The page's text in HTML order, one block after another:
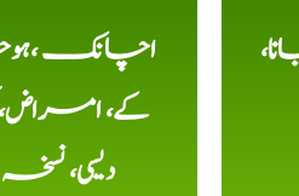
اچانک
کے، امراض،
دیسی،